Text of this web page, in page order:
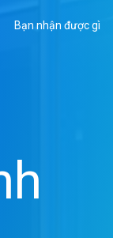
Bạn nhận được gì